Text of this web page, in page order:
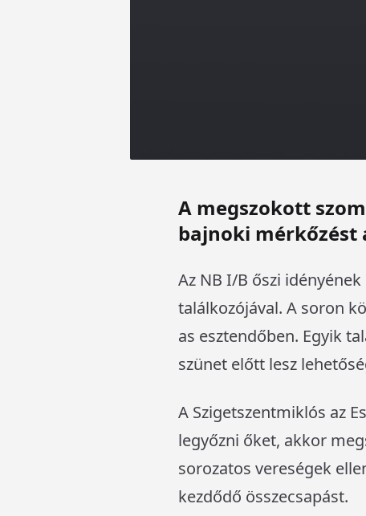
A megszokott
bajnoki mérkőzést
Az NB I/B őszi
találkozójával. A soron
as esztendőben. Egyik
szünet előtt lesz
A Szigetszentmiklós az
legyőzni őket, akkor
sorozatos vereségek
kezdődő összecsapást.